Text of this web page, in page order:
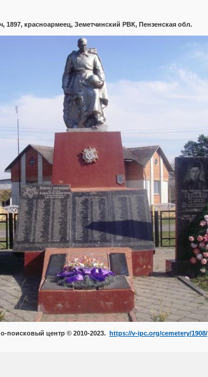
1897, красноармеец, Земетчинский РВК, Пензенская обл.
поисковый центр © 2010-2023. https://v-ipc.org/cemetery/1908/